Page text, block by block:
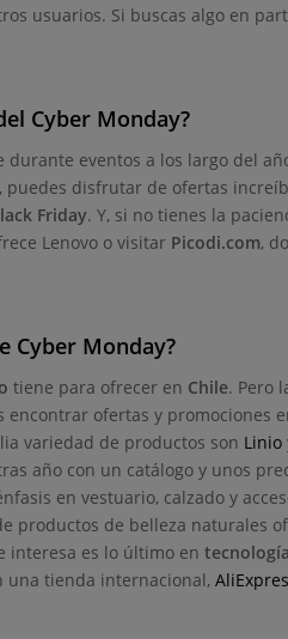
usuarios. Si buscas algo en
Cyber Monday?
eventos a los largo del
puedes disfrutar de ofertas
Friday. Y, si no tienes la
Lenovo o visitar Picodi.com,
Cyber Monday?
tiene para ofrecer en Chile. Pero
ofertas y promociones
variedad de productos son Linio
año con un catálogo y unos
en vestuario, calzado y
productos de belleza naturales
interesa es lo último en tecnología
una tienda internacional,